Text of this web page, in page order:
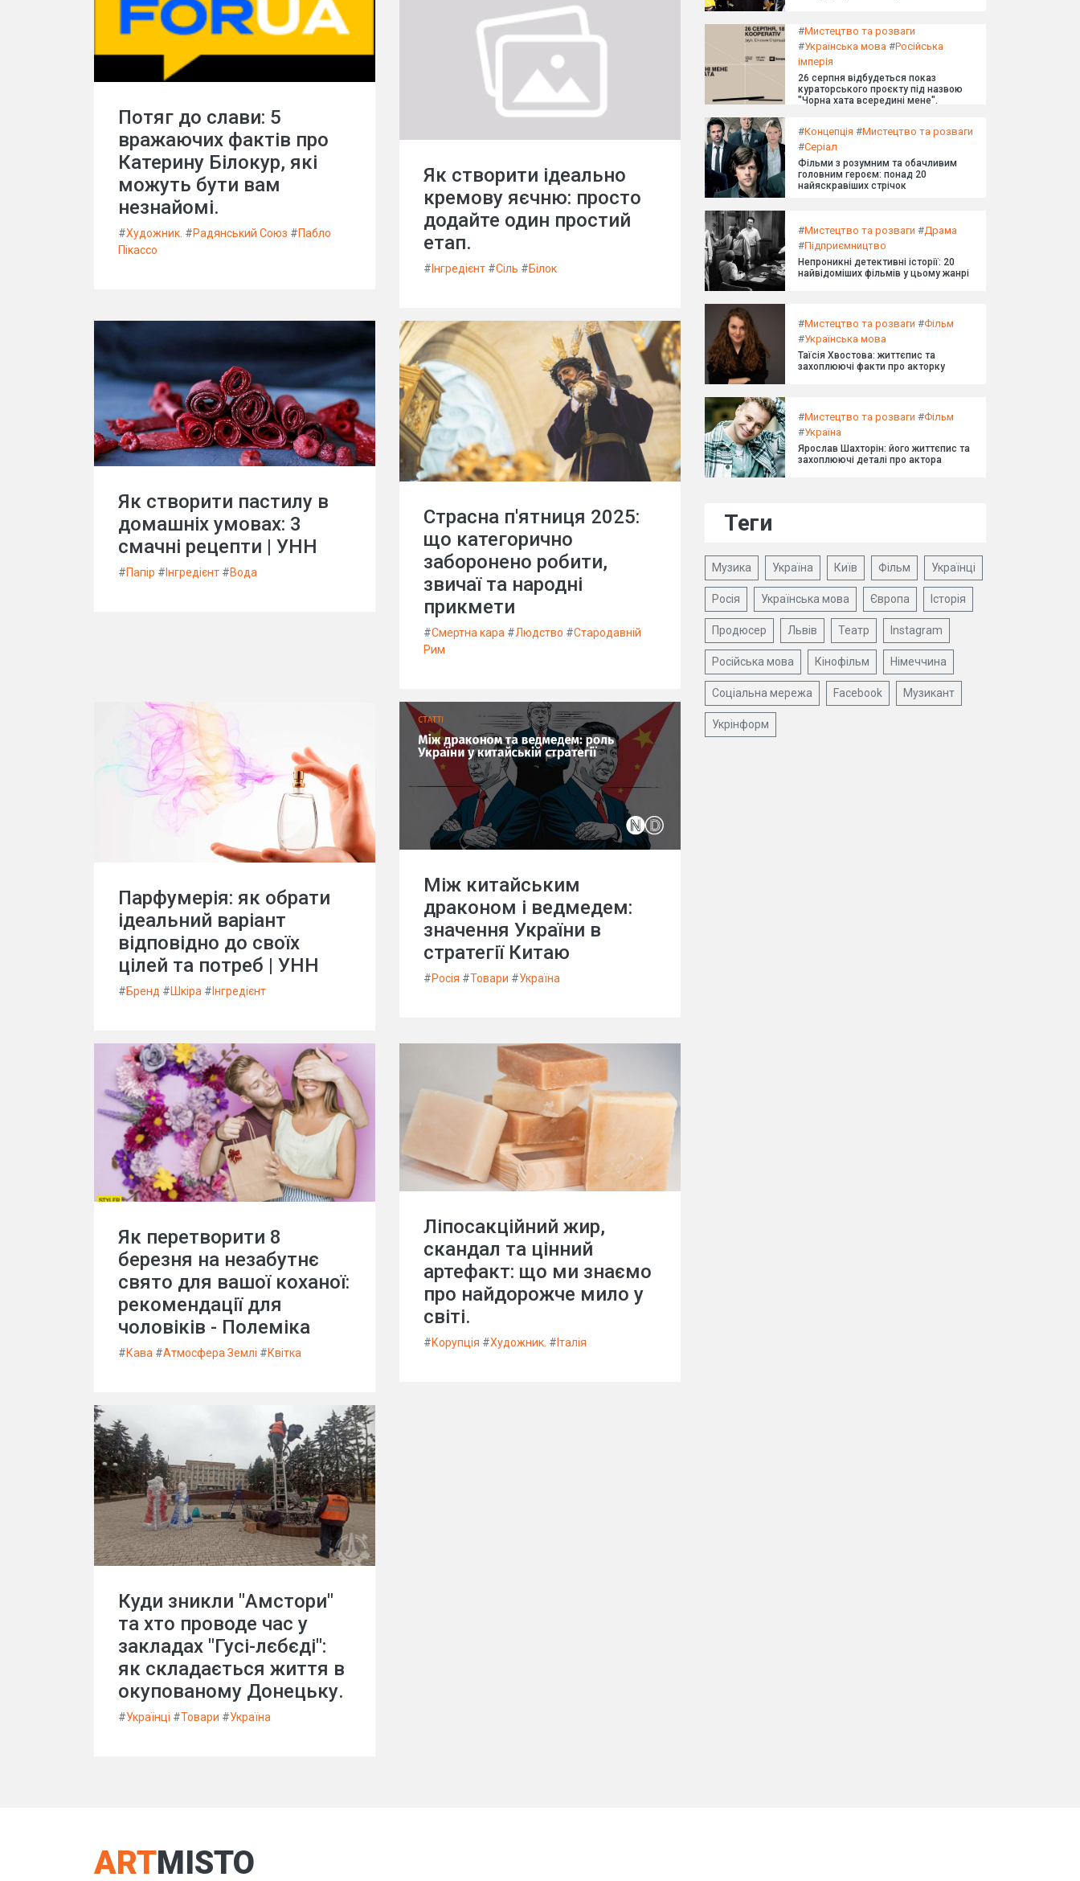
Потяг до слави: 5
вражаючих фактів про
Катерину Білокур, які
можуть бути вам
незнайомі.
#Художник. #Радянський Союз #Пабло
Пікассо
Як створити ідеально
кремову яєчню: просто
додайте один простий
етап.
# Інгредієнт #Сіль #Білок
Як створити пастилу в
домашніх умовах: 3
смачні рецепти | УНН
#Папір # Інгредієнт #Вода
Страсна п'ятниця 2025:
що категорично
заборонено робити,
звичаї та народні
прикмети
#Смертна кара #Людство #Стародавній
Рим
Парфумерія: як обрати
ідеальний варіант
відповідно до своїх
цілей та потреб | УНН
#Бренд #Шкіра # Інгредієнт
Між китайським
драконом і ведмедем:
значення України в
стратегії Китаю
#Росія #Товари #Україна
Як перетворити 8
березня на незабутнє
свято для вашої коханої:
рекомендації для
чоловіків - Полеміка
#Кава #Атмосфера Землі #Квітка
Ліпосакційний жир,
скандал та цінний
артефакт: що ми знаємо
про найдорожче мило у
світі.
#Корупція #Художник. #Італія
Куди зникли "Амстори"
та хто проводе час у
закладах "Гусі-лєбєді":
як складається життя в
окупованому Донецьку.
#Українці #Товари #Україна
#Мистецтво та розваги
#Українська мова #Російська
імперія
26 серпня відбудеться показ
кураторського проєкту під назвою
"Чорна хата всередині мене".
#Концепція #Мистецтво та розваги
#Серіал
Фільми з розумним та обачливим
головним героєм: понад 20
найяскравіших стрічок
#Мистецтво та розваги #Драма
#Підприємництво
Непроникні детективні історії: 20
найвідоміших фільмів у цьому жанрі
#Мистецтво та розваги #Фільм
#Українська мова
Таїсія Хвостова: життєпис та
захоплюючі факти про акторку
#Мистецтво та розваги #Фільм
#Україна
Ярослав Шахторін: його життєпис та
захоплюючі деталі про актора
Теги
Музика Україна Київ Фільм Українці
Росія Українська мова Європа Історія
Продюсер Львів Театр Instagram
Російська мова Кінофільм Німеччина
Соціальна мережа Facebook Музикант
Укрінформ
ARTMISTO